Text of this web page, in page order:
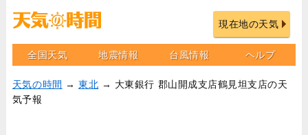
現在地の天気
全国天気 地震情報 台風情報 ヘルプ
天気の時間 →東北 → 大東銀行 郡山開成支店鶴見坦支店の天
気予報